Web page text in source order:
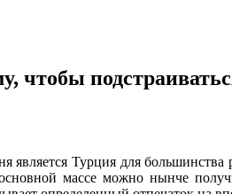
чтобы
является Турция для большинства
массе можно нынче